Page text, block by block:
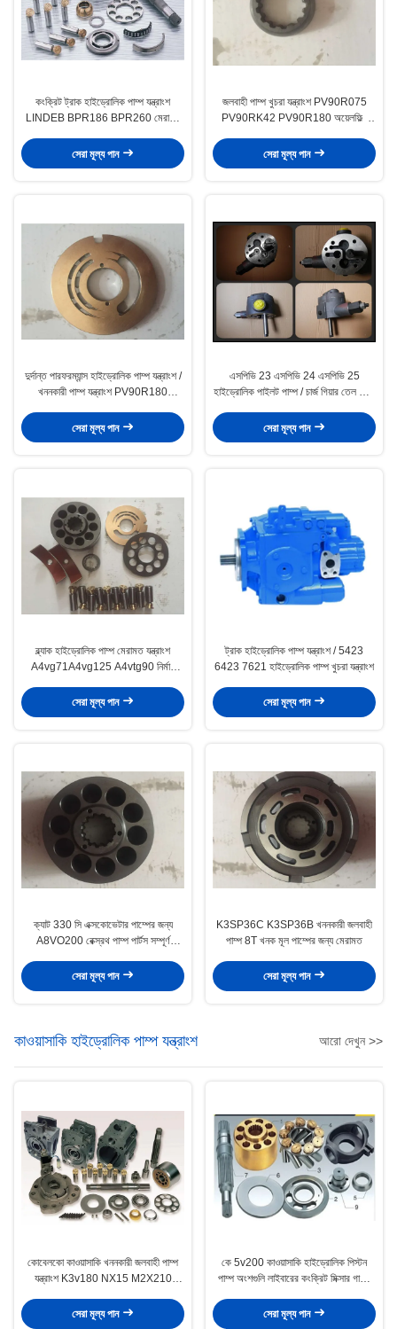
কংক্রিট ট্রাক হাইড্রোলিক পাম্প যন্ত্রাংশ
LINDEB BPR186 BPR260 মেরামত
সেরা মূল্য পান
জলবাহী পাম্প খুচরা যন্ত্রাংশ PV90R075
PV90RK42 PV90R180 অয়েলফিল্ড
সেরা মূল্য পান
দুর্দান্ত পারফরম্যান্স হাইড্রোলিক পাম্প যন্ত্রাংশ /
খননকারী পাম্প যন্ত্রাংশ PV90R180
সেরা মূল্য পান
এসপিভি 23 এসপিভি 24 এসপিভি 25
হাইড্রোলিক পাইলট পাম্প / চার্জ গিয়ার তেল পাম্প
সেরা মূল্য পান
ব্ল্যাক হাইড্রোলিক পাম্প মেরামত যন্ত্রাংশ
A4vg71A4vg125 A4vtg90 নির্মাণ
সেরা মূল্য পান
ট্রাক হাইড্রোলিক পাম্প যন্ত্রাংশ / 5423
6423 7621 হাইড্রোলিক পাম্প খুচরা যন্ত্রাংশ
সেরা মূল্য পান
ক্যাট 330 সি এক্সকোভেটার পাম্পের জন্য
A8VO200 রেক্স্রথ পাম্প পার্টস সম্পূর্ণ
সেরা মূল্য পান
K3SP36C K3SP36B খননকারী জলবাহী
পাম্প 8T খনক মূল পাম্পের জন্য মেরামত
সেরা মূল্য পান
কাওয়াসাকি হাইড্রোলিক পাম্প যন্ত্রাংশ আরো দেখুন >>
কোবেলকো কাওয়াসাকি খননকারী জলবাহী পাম্প
যন্ত্রাংশ K3v180 NX15 M2X210
সেরা মূল্য পান
কে 5v200 কাওয়াসাকি হাইড্রোলিক পিস্টন
পাম্প অংশগুলি লাইবারের কংক্রিট মিক্সার গাড়ির
সেরা মূল্য পান